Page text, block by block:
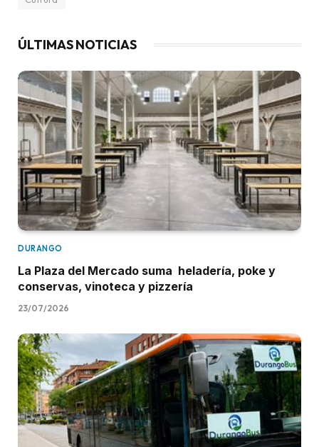
ÚLTIMAS NOTICIAS
DURANGO
La Plaza del Mercado suma heladería, poke y
conservas, vinoteca y pizzería
23/07/2026